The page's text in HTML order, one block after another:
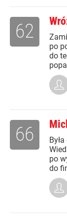
po
do
62
po
do
66